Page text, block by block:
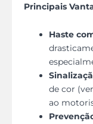
Principais
Haste
de cor
ao